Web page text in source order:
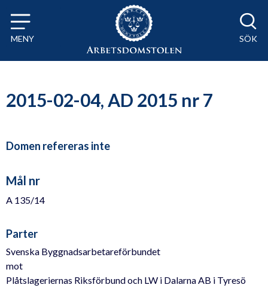
Till innehåll på sidan x
MENY SÖK
2015-02-04, AD 2015 nr 7
Domen refereras inte
Mål nr
A 135/14
Parter
Svenska Byggnadsarbetareförbundet
mot
Plåtslageriernas Riksförbund och LW i Dalarna AB i Tyresö